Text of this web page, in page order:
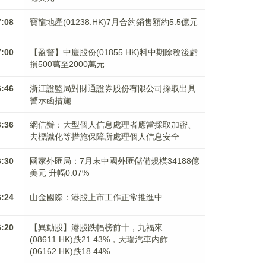
寶龍地產(01238.HK)7月合約銷售額約5.5億元
【盈警】中慶股份(01855.HK)料中期除稅後虧
損500萬至2000萬元
浙江證監局對財通證券股份有限公司採取出具
警示函措施
網信辦：大型個人信息處理者應當採取加密、
去標識化等措施保障所處理個人信息安全
國家外匯局：7月末中國外匯儲備規模34188億
美元 升幅0.07%
山金國際：港股上市工作正常推進中
【異動股】港股跌幅榜前十，九福來
(08611.HK)跌21.43%，天瑞汽車内飾
(06162.HK)跌18.44%